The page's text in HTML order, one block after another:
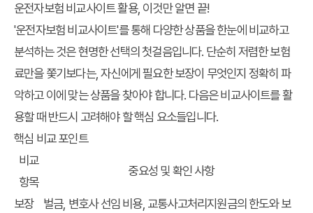
운전자보험 비교사이트 활용, 이것만 알면 끝!
'운전자보험 비교사이트'를 통해 다양한 상품을 한눈에 비교하고
분석하는 것은 현명한 선택의 첫걸음입니다. 단순히 저렴한 보험
료만을 쫓기보다는, 자신에게 필요한 보장이 무엇인지 정확히 파
악하고 이에 맞는 상품을 찾아야 합니다. 다음은 비교사이트를 활
용할 때 반드시 고려해야 할 핵심 요소들입니다.
핵심 비교 포인트
비교
항목
중요성 및 확인 사항
보장 벌금, 변호사 선임 비용, 교통사고처리지원금의 한도와 보